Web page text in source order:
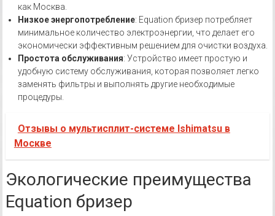
как Москва.
Низкое энергопотребление: Equation бризер потребляет
минимальное количество электроэнергии, что делает его
экономически эффективным решением для очистки воздуха.
Простота обслуживания: Устройство имеет простую и
удобную систему обслуживания, которая позволяет легко
заменять фильтры и выполнять другие необходимые
процедуры.
Отзывы о мультисплит-системе Ishimatsu в
Москве
Экологические преимущества
Equation бризер